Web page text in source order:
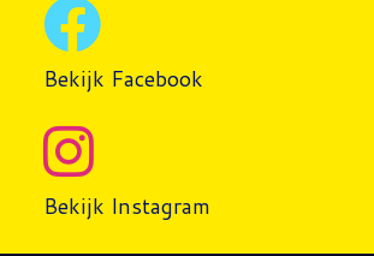
Bekijk Facebook
Bekijk Instagram